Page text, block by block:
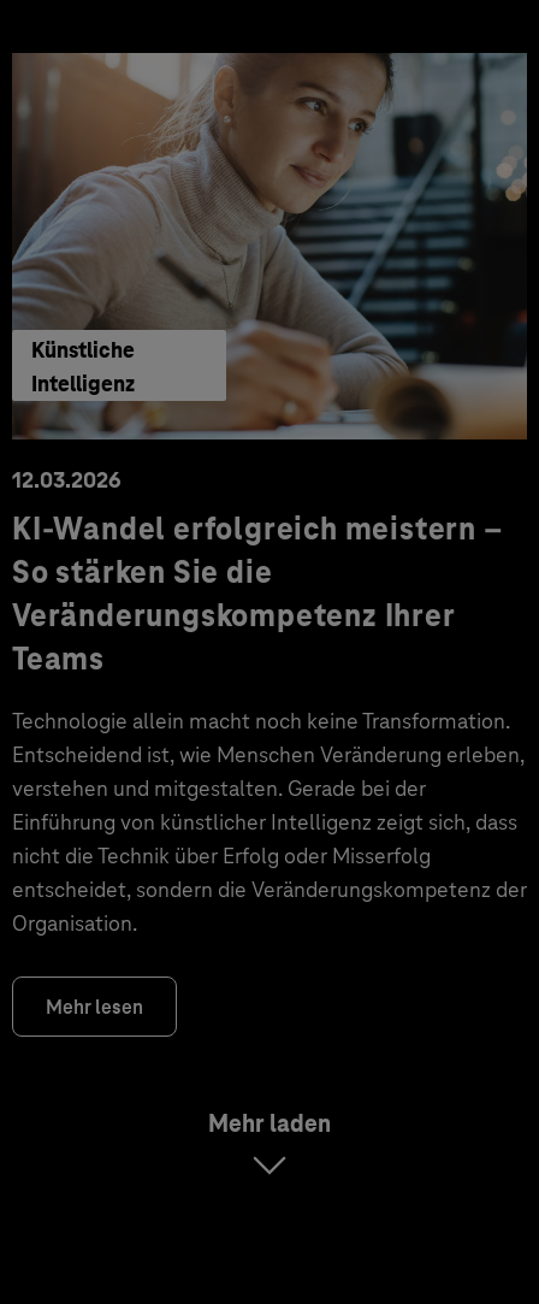
Künstliche
Intelligenz
12.03.2026
KI-Wandel erfolgreich meistern –
So stärken Sie die
Veränderungskompetenz Ihrer
Teams
Technologie allein macht noch keine Transformation.
Entscheidend ist, wie Menschen Veränderung erleben,
verstehen und mitgestalten. Gerade bei der
Einführung von künstlicher Intelligenz zeigt sich, dass
nicht die Technik über Erfolg oder Misserfolg
entscheidet, sondern die Veränderungskompetenz der
Organisation.
Mehr lesen
Mehr laden